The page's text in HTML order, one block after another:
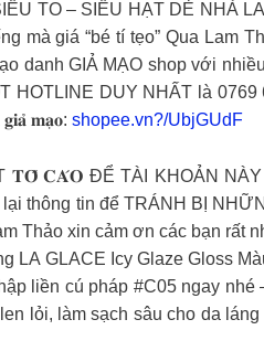
TO – SIÊU HẠT DẺ NHÀ
mà giá “bé tí tẹo” Qua Lam
danh GIẢ MẠO shop với
DUY NHẤT là
𝐠𝐢𝐚̉ 𝐦𝐚̣𝐨: shopee.vn?/UbjGUdF
𝐓𝐎̂́ 𝐂𝐀́𝐎 ĐỂ TÀI KHOẢN
thông tin để TRÁNH BỊ
Thảo xin cảm ơn các bạn rất
LA GLACE Icy Glaze Gloss
liền cú pháp #C05 ngay
lỏi, làm sạch sâu cho da